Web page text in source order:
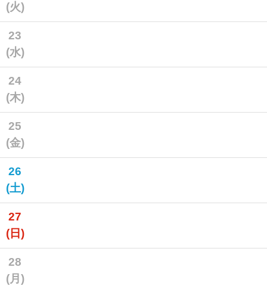
(火)
23
(水)
24
(木)
25
(金)
26
(土)
27
(日)
28
(月)